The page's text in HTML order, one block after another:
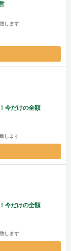
します
今だけの全額
します
今だけの全額
します